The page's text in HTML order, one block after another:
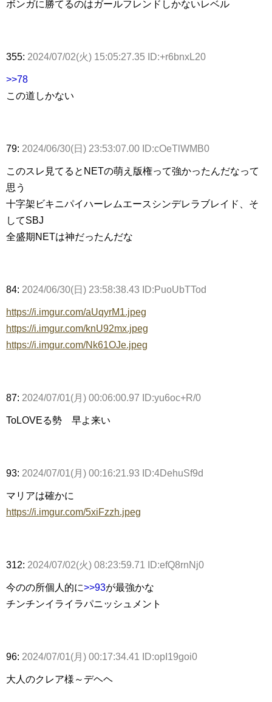
ボンガに勝てるのはガールフレンドしかないレベル
355: 2024/07/02(火) 15:05:27.35 ID:+r6bnxL20
>>78
この道しかない
79: 2024/06/30(日) 23:53:07.00 ID:cOeTlWMB0
このスレ見てるとNETの萌え版権って強かったんだなって
思う
十字架ビキニパイハーレムエースシンデレラブレイド、そ
してSBJ
全盛期NETは神だったんだな
84: 2024/06/30(日) 23:58:38.43 ID:PuoUbTTod
https://i.imgur.com/aUqyrM1.jpeg
https://i.imgur.com/knU92mx.jpeg
https://i.imgur.com/Nk61OJe.jpeg
87: 2024/07/01(月) 00:06:00.97 ID:yu6oc+R/0
ToLOVEる勢 早よ来い
93: 2024/07/01(月) 00:16:21.93 ID:4DehuSf9d
マリアは確かに
https://i.imgur.com/5xiFzzh.jpeg
312: 2024/07/02(火) 08:23:59.71 ID:efQ8rnNj0
今のの所個人的に>>93が最強かな
チンチンイライラパニッシュメント
96: 2024/07/01(月) 00:17:34.41 ID:opI19goi0
大人のクレア様～デヘヘ